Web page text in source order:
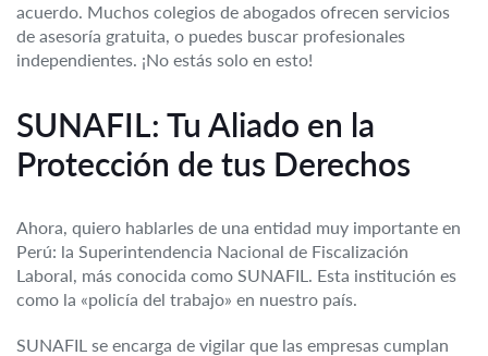
acuerdo. Muchos colegios de abogados ofrecen servicios
de asesoría gratuita, o puedes buscar profesionales
independientes. ¡No estás solo en esto!
SUNAFIL: Tu Aliado en la
Protección de tus Derechos
Ahora, quiero hablarles de una entidad muy importante en
Perú: la Superintendencia Nacional de Fiscalización
Laboral, más conocida como SUNAFIL. Esta institución es
como la «policía del trabajo» en nuestro país.
SUNAFIL se encarga de vigilar que las empresas cumplan